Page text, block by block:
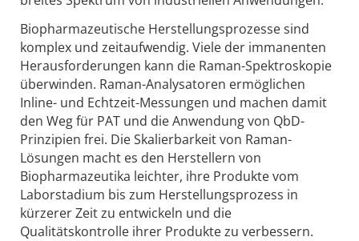
Biopharmazeutische Herstellungsprozesse sind
komplex und zeitaufwendig. Viele der immanenten
Herausforderungen kann die Raman-Spektroskopie
überwinden. Raman-Analysatoren ermöglichen
Inline- und Echtzeit-Messungen und machen damit
den Weg für PAT und die Anwendung von QbD-
Prinzipien frei. Die Skalierbarkeit von Raman-
Lösungen macht es den Herstellern von
Biopharmazeutika leichter, ihre Produkte vom
Laborstadium bis zum Herstellungsprozess in
kürzerer Zeit zu entwickeln und die
Qualitätskontrolle ihrer Produkte zu verbessern.